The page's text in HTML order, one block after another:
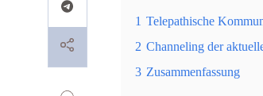
1 Telepathische
2 Channeling der
3 Zusammenfassung